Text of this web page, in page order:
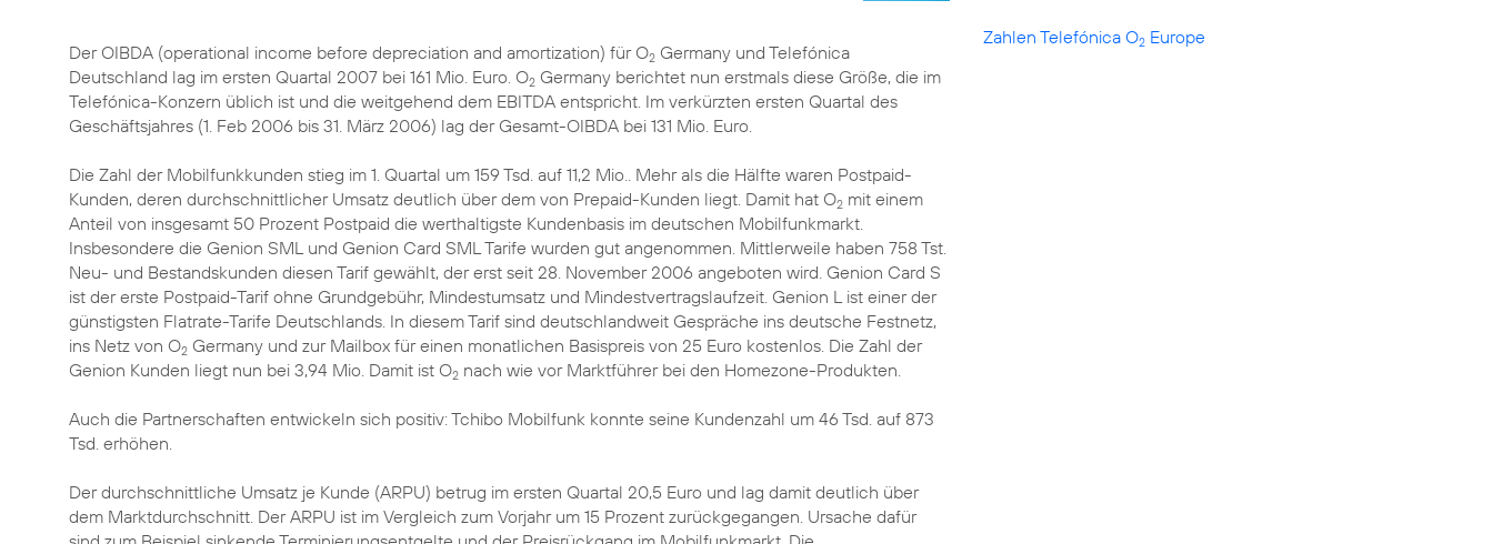
Der OIBDA (operational income before depreciation and amortization) für O2 Germany und Telefónica
Deutschland lag im ersten Quartal 2007 bei 161 Mio. Euro. O2 Germany berichtet nun erstmals diese Größe, die im
Telefónica-Konzern üblich ist und die weitgehend dem EBITDA entspricht. Im verkürzten ersten Quartal des
Geschäftsjahres (1. Feb 2006 bis 31. März 2006) lag der Gesamt-OIBDA bei 131 Mio. Euro.
Die Zahl der Mobilfunkkunden stieg im 1. Quartal um 159 Tsd. auf 11,2 Mio.. Mehr als die Hälfte waren Postpaid-
Kunden, deren durchschnittlicher Umsatz deutlich über dem von Prepaid-Kunden liegt. Damit hat O2 mit einem
Anteil von insgesamt 50 Prozent Postpaid die werthaltigste Kundenbasis im deutschen Mobilfunkmarkt.
Insbesondere die Genion SML und Genion Card SML Tarife wurden gut angenommen. Mittlerweile haben 758 Tst.
Neu- und Bestandskunden diesen Tarif gewählt, der erst seit 28. November 2006 angeboten wird. Genion Card S
ist der erste Postpaid-Tarif ohne Grundgebühr, Mindestumsatz und Mindestvertragslaufzeit. Genion L ist einer der
günstigsten Flatrate-Tarife Deutschlands. In diesem Tarif sind deutschlandweit Gespräche ins deutsche Festnetz,
ins Netz von O2 Germany und zur Mailbox für einen monatlichen Basispreis von 25 Euro kostenlos. Die Zahl der
Genion Kunden liegt nun bei 3,94 Mio. Damit ist O2 nach wie vor Marktführer bei den Homezone-Produkten.
Auch die Partnerschaften entwickeln sich positiv: Tchibo Mobilfunk konnte seine Kundenzahl um 46 Tsd. auf 873
Tsd. erhöhen.
Der durchschnittliche Umsatz je Kunde (ARPU) betrug im ersten Quartal 20,5 Euro und lag damit deutlich über
dem Marktdurchschnitt. Der ARPU ist im Vergleich zum Vorjahr um 15 Prozent zurückgegangen. Ursache dafür
Zahlen Telefónica O2 Europe